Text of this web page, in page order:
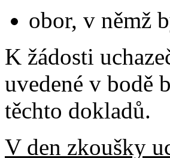
obor, v němž
K žádosti
uvedené v bodě
těchto dokladů.
V den zkoušky